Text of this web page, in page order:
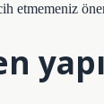
etmemeniz